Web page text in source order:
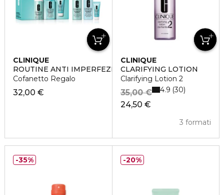
CLINIQUE
ROUTINE ANTI IMPERFEZIONI
Cofanetto Regalo
32,00 €
CLINIQUE
CLARIFYING LOTION
Clarifying Lotion 2
24,50 €
35,00 €
3 formati
4.9 30
35% 20%